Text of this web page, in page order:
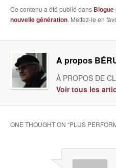
Ce contenu a été publié dans Blogue
nouvelle génération. Mettez-le en
A propos
À PROPOS DE
Voir tous les
ONE THOUGHT ON “PLUS